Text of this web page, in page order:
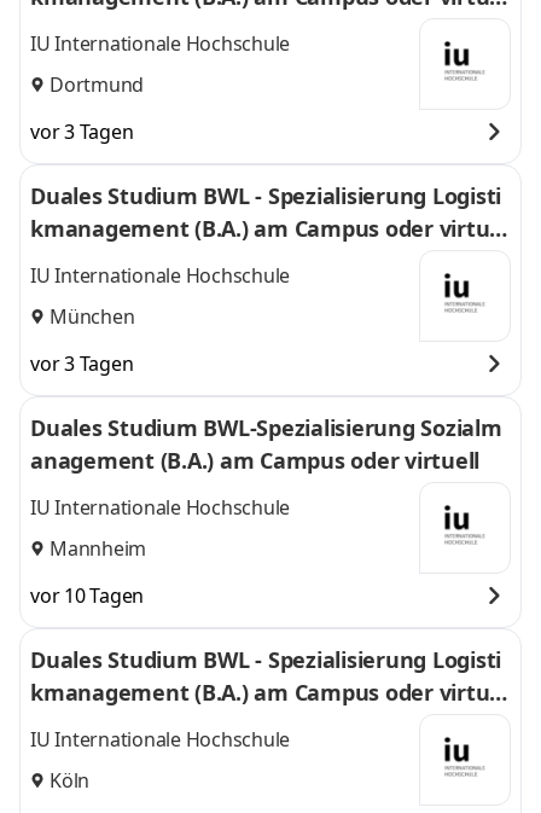
l
IU Internationale Hochschule
Dortmund
vor 3 Tagen
Duales Studium BWL - Spezialisierung Logisti
kmanagement (B.A.) am Campus oder virtuel
l
IU Internationale Hochschule
München
vor 3 Tagen
Duales Studium BWL-Spezialisierung Sozialm
anagement (B.A.) am Campus oder virtuell
IU Internationale Hochschule
Mannheim
vor 10 Tagen
Duales Studium BWL - Spezialisierung Logisti
kmanagement (B.A.) am Campus oder virtuel
l
IU Internationale Hochschule
Köln